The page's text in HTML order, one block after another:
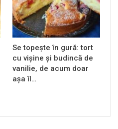
Se topește în gură: tort
cu vișine și budincă de
vanilie, de acum doar
așa îl…